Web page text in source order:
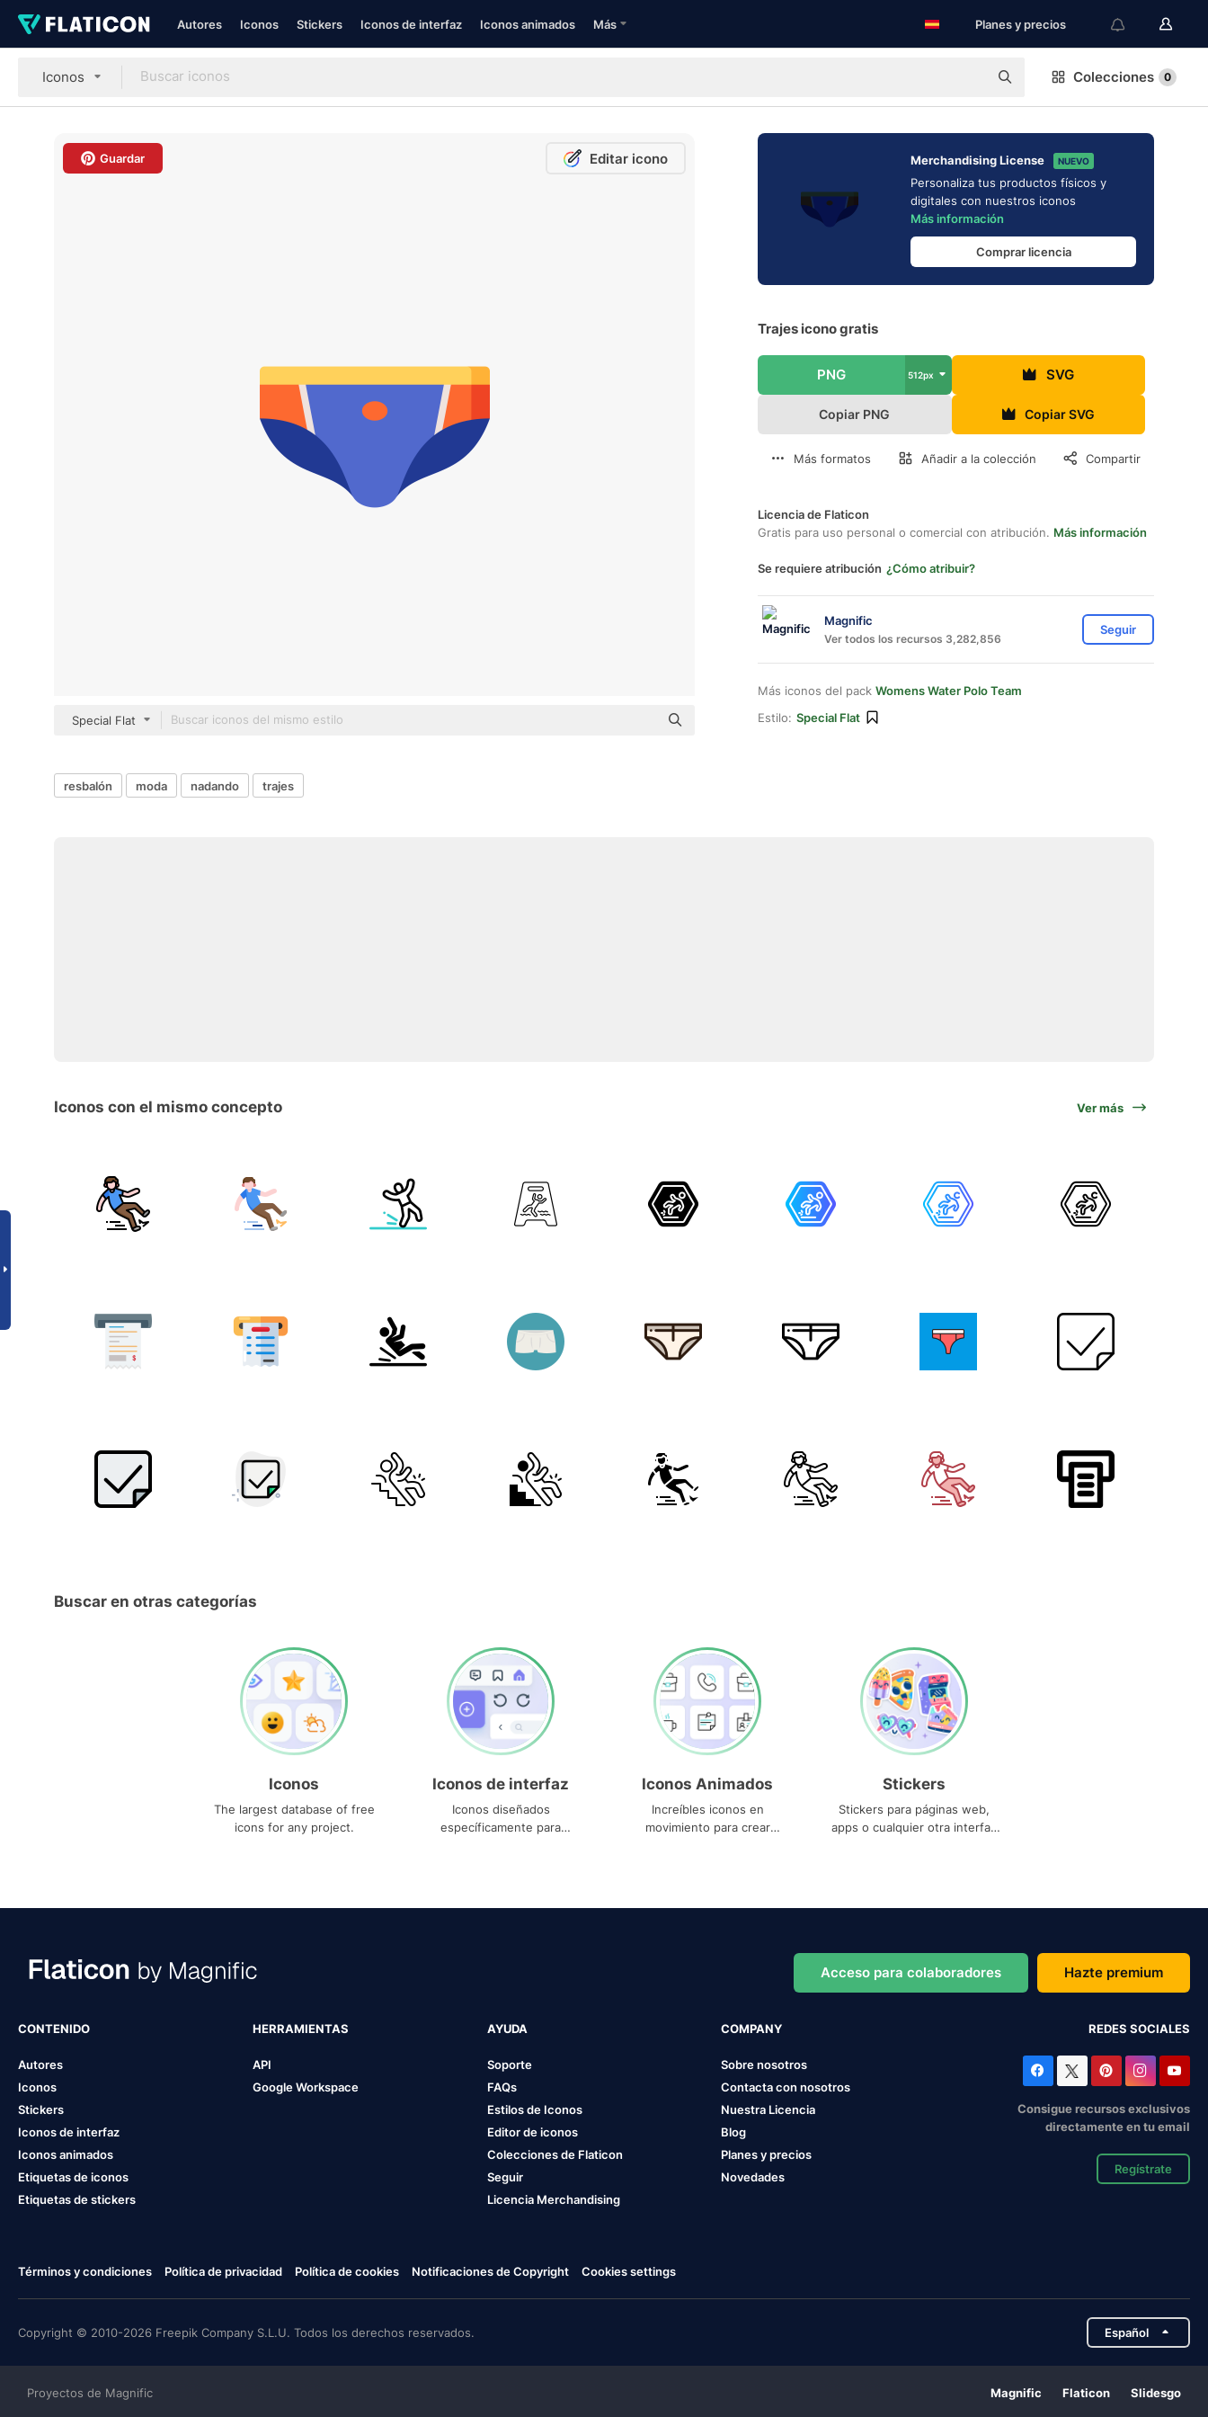
Autores Iconos Stickers Iconos de interfaz Iconos animados Más Planes y precios
Iconos Colecciones 0
Guardar Editar icono
Special Flat
Merchandising License NUEVO
Personaliza tus productos físicos y
digitales con nuestros iconos
Más información
Comprar licencia
Trajes icono gratis
PNG 512px SVG
Copiar PNG Copiar SVG
Más formatos Añadir a la colección Compartir
Licencia de Flaticon
Gratis para uso personal o comercial con atribución. Más información
Se requiere atribución ¿Cómo atribuir?
Magnific
Ver todos los recursos 3,282,856
Seguir
Más iconos del pack Womens Water Polo Team
Estilo: Special Flat
resbalón moda nadando trajes
Iconos con el mismo concepto Ver más
Buscar en otras categorías
Iconos
The largest database of free
icons for any project.
Iconos de interfaz
Iconos diseñados
específicamente para
Iconos Animados
Increíbles iconos en
movimiento para crear
Stickers
Stickers para páginas web,
apps o cualquier otra interfaz
Acceso para colaboradores Hazte premium
CONTENIDO
Autores
Iconos
Stickers
Iconos de interfaz
Iconos animados
Etiquetas de iconos
Etiquetas de stickers
HERRAMIENTAS
API
Google Workspace
AYUDA
Soporte
FAQs
Estilos de Iconos
Editor de iconos
Colecciones de Flaticon
Seguir
Licencia Merchandising
COMPANY
Sobre nosotros
Contacta con nosotros
Nuestra Licencia
Blog
Planes y precios
Novedades
REDES SOCIALES
Consigue recursos exclusivos
directamente en tu email
Regístrate
Términos y condiciones Política de privacidad Política de cookies Notificaciones de Copyright Cookies settings
Copyright © 2010-2026 Freepik Company S.L.U. Todos los derechos reservados. Español
Proyectos de Magnific Magnific Flaticon Slidesgo